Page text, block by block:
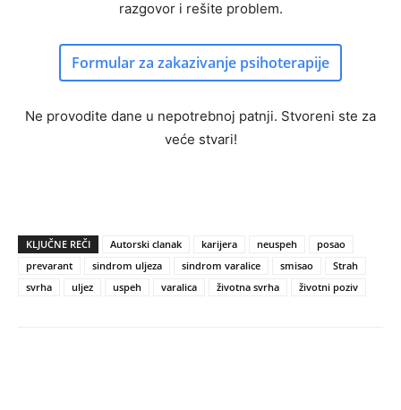
razgovor i rešite problem.
Formular za zakazivanje psihoterapije
Ne provodite dane u nepotrebnoj patnji. Stvoreni ste za
veće stvari!
KLJUČNE REČI Autorski clanak karijera neuspeh
posao
prevarant
sindrom uljeza sindrom varalice smisao
Strah
svrha
uljez uspeh varalica životna svrha životni poziv